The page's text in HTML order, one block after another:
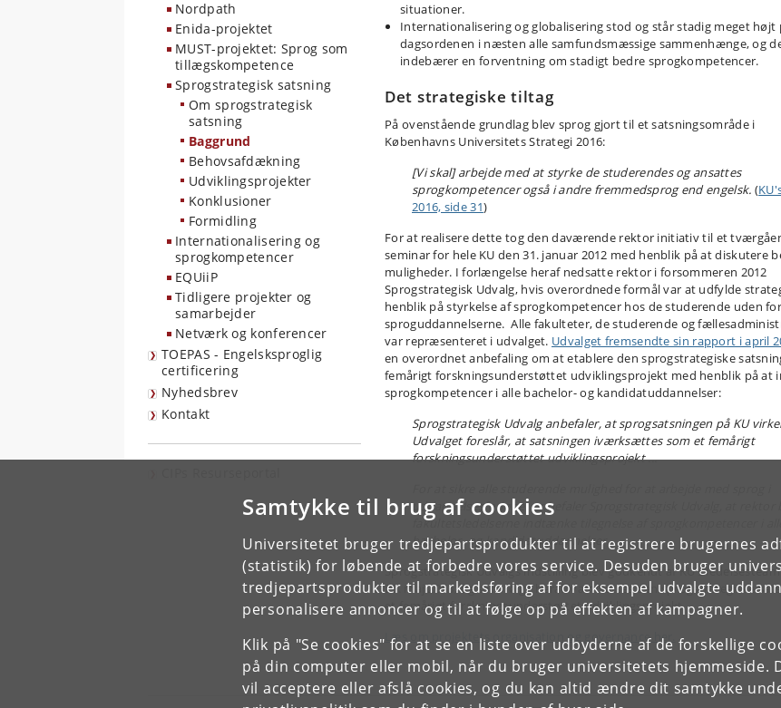
Samtykke til brug af cookies
Universitetet bruger tredjepartsprodukter til at registrere brugernes
(statistik) for løbende at forbedre vores service. Desuden bruger
tredjepartsprodukter til markedsføring af for eksempel udvalgte
personalisere annoncer og til at følge op på effekten af kampagner.
Klik på "Se cookies" for at se en liste over udbyderne af de forskellige
på din computer eller mobil, når du bruger universitetets hjemmeside.
vil acceptere eller afslå cookies, og du kan altid ændre dit samtykke
Nordpath
Enida-projektet
MUST-projektet: Sprog som
tillægskompetence
Sprogstrategisk satsning
Om sprogstrategisk
satsning
Baggrund
Behovsafdækning
Udviklingsprojekter
Konklusioner
Formidling
Internationalisering og
sprogkompetencer
EQUiiP
Tidligere projekter og
samarbejder
Netværk og konferencer
TOEPAS - Engelsksproglig
certificering
Nyhedsbrev
Kontakt
situationer.
Internationalisering og globalisering stod og står stadig meget højt
dagsordenen i næsten alle samfundsmæssige sammenhænge, og
indebærer en forventning om stadigt bedre sprogkompetencer.
Det strategiske tiltag
På ovenstående grundlag blev sprog gjort til et satsningsområde i
Københavns Universitets Strategi 2016:
[Vi skal] arbejde med at styrke de studerendes og ansattes
sprogkompetencer også i andre fremmedsprog end engelsk. (
2016, side 31)
For at realisere dette tog den daværende rektor initiativ til et
seminar for hele KU den 31. januar 2012 med henblik på at diskutere
muligheder. I forlængelse heraf nedsatte rektor i forsommeren 2012
Sprogstrategisk Udvalg, hvis overordnede formål var at udfylde
henblik på styrkelse af sprogkompetencer hos de studerende uden for
sproguddannelserne. Alle fakulteter, de studerende og
var repræsenteret i udvalget. Udvalget fremsendte sin rapport i april
en overordnet anbefaling om at etablere den sprogstrategiske
femårigt forskningsunderstøttet udviklingsprojekt med henblik på at
sprogkompetencer i alle bachelor- og kandidatuddannelser:
Sprogstrategisk Udvalg anbefaler, at sprogsatsningen på KU
Udvalget foreslår, at satsningen iværksættes som et femårigt
forskningsunderstøttet udviklingsprojekt ...
uddannelsesforløbet anbefaler Sprogstrategisk Udvalg, at rektor
fakultetsledelserne indtænke tilegnelse af sprogkompetencer i alle
bachelor- og kandidatuddannelser.
Sprogstrategisk Udvalgs indstilling blev godkendt af KU’s ledelsesteam
29. maj 2013, og som følge heraf iværksattes den sprogstrategiske
et femårigt forskningsunderstøttet udviklingsprojekt.
Læs om projektets organisation og governance her.